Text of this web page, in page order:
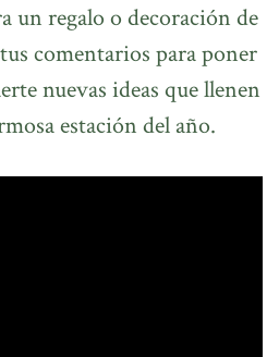
un regalo o decoración de
comentarios para poner
nuevas ideas que llenen
estación del año.